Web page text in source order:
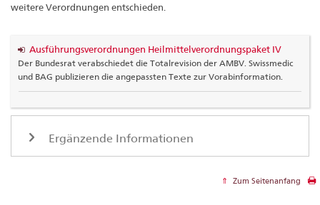
weitere Verordnungen entschieden.
Ausführungsverordnungen Heilmittelverordnungspaket IV
Der Bundesrat verabschiedet die Totalrevision der AMBV. Swissmedic
und BAG publizieren die angepassten Texte zur Vorabinformation.
Ergänzende Informationen
Zum Seitenanfang